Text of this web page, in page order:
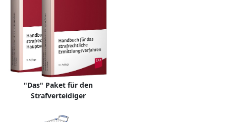
"Das" Paket für den
Strafverteidiger